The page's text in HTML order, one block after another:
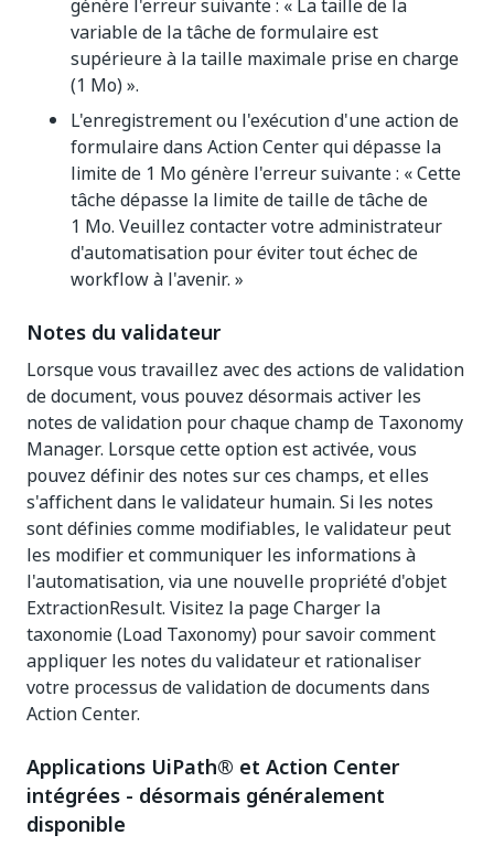
génère l'erreur suivante : « La taille de la
variable de la tâche de formulaire est
supérieure à la taille maximale prise en charge
(1 Mo) ».
L'enregistrement ou l'exécution d'une action de
formulaire dans Action Center qui dépasse la
limite de 1 Mo génère l'erreur suivante : « Cette
tâche dépasse la limite de taille de tâche de
1 Mo. Veuillez contacter votre administrateur
d'automatisation pour éviter tout échec de
workflow à l'avenir. »
Notes du validateur
Lorsque vous travaillez avec des actions de validation
de document, vous pouvez désormais activer les
notes de validation pour chaque champ de Taxonomy
Manager. Lorsque cette option est activée, vous
pouvez définir des notes sur ces champs, et elles
s'affichent dans le validateur humain. Si les notes
sont définies comme modifiables, le validateur peut
les modifier et communiquer les informations à
l'automatisation, via une nouvelle propriété d'objet
ExtractionResult. Visitez la page Charger la
taxonomie (Load Taxonomy) pour savoir comment
appliquer les notes du validateur et rationaliser
votre processus de validation de documents dans
Action Center.
Applications UiPath® et Action Center
intégrées - désormais généralement
disponible